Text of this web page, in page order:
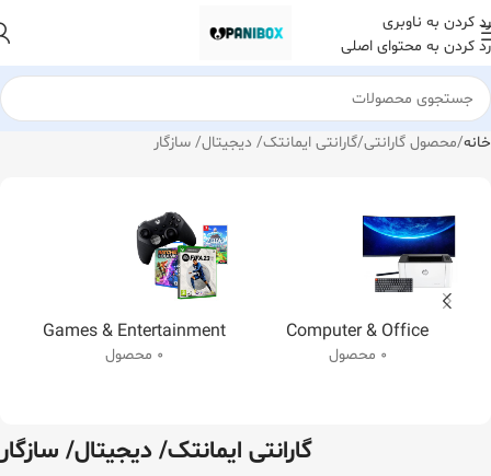
رد کردن به ناوبری
رد کردن به محتوای اصلی
خانه محصول گارانتی گارانتی ایمانتک/ دیجیتال/ سازگار
Computer & Office
0 محصول
Games & Entertainment
0 محصول
گارانتی ایمانتک/ دیجیتال/ سازگار